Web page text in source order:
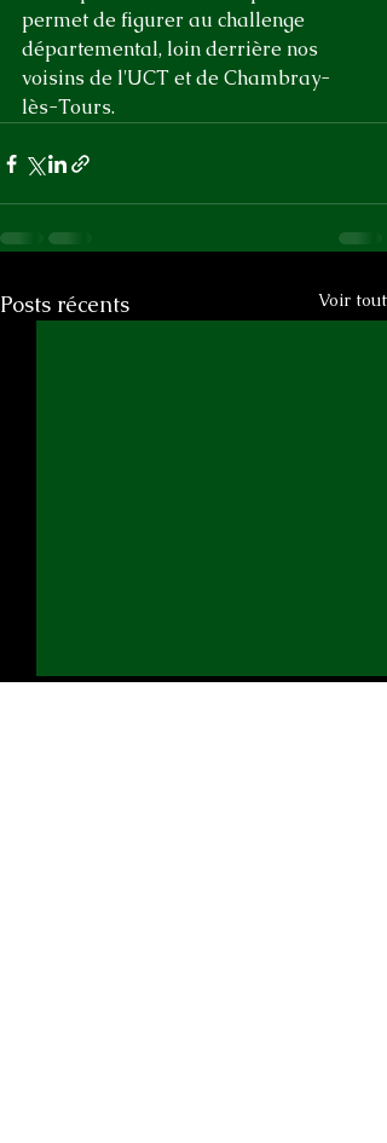
permet de figurer au challenge
départemental, loin derrière nos
voisins de l'UCT et de Chambray-
lès-Tours.
Posts récents Voir tout